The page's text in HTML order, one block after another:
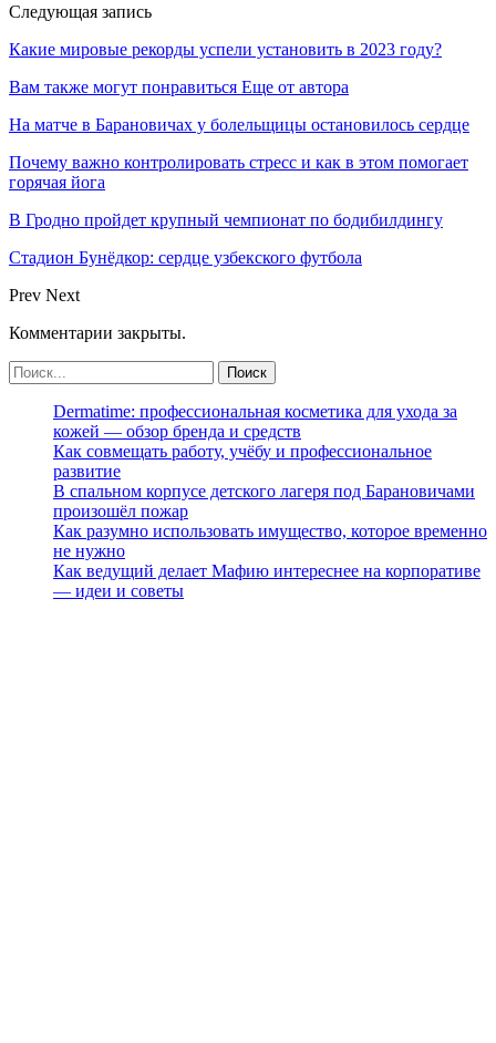
Следующая запись
Какие мировые рекорды успели установить в 2023 году?
Вам также могут понравиться Еще от автора
На матче в Барановичах у болельщицы остановилось сердце
Почему важно контролировать стресс и как в этом помогает
горячая йога
В Гродно пройдет крупный чемпионат по бодибилдингу
Стадион Бунёдкор: сердце узбекского футбола
Prev Next
Комментарии закрыты.
Dermatime: профессиональная косметика для ухода за
кожей — обзор бренда и средств
Как совмещать работу, учёбу и профессиональное
развитие
В спальном корпусе детского лагеря под Барановичами
произошёл пожар
Как разумно использовать имущество, которое временно
не нужно
Как ведущий делает Мафию интереснее на корпоративе
— идеи и советы